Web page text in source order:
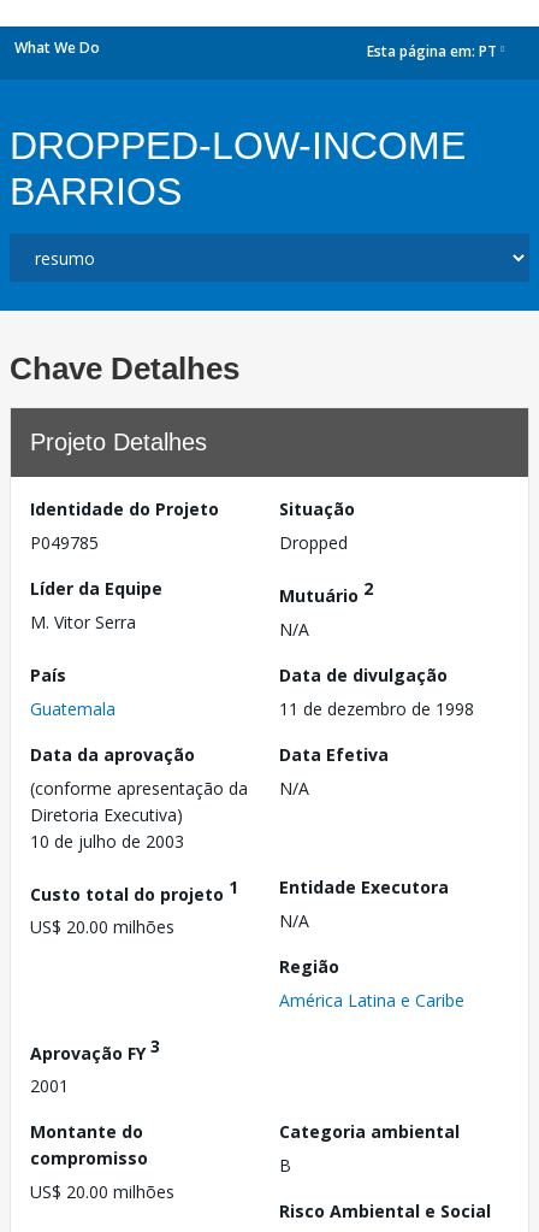
What We Do Esta página em: PT
DROPPED-LOW-INCOME
BARRIOS
Chave Detalhes
Projeto Detalhes
Identidade do Projeto
P049785
Situação
Dropped
Líder da Equipe
M. Vitor Serra
Mutuário 2
N/A
País
Guatemala
Data de divulgação
11 de dezembro de 1998
Data da aprovação
(conforme apresentação da
Diretoria Executiva)
10 de julho de 2003
Data Efetiva
N/A
Custo total do projeto 1
US$ 20.00 milhões
Entidade Executora
N/A
Região
América Latina e Caribe
Aprovação FY3
2001
Montante do
compromisso
US$ 20.00 milhões
Categoria ambiental
B
Risco Ambiental e Social